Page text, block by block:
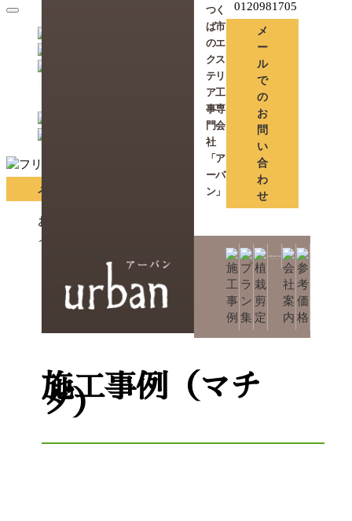
つく
ば市
のエ
クス
テリ
ア工
事専
門会
社
「ア
ーバ
ン」
メ
ー
ル
で
の
お
問
い
合
わ
せ
メールでのお問い合わせ
お電話でご相談
メールでご相談
HOME
施工事例 メーカー
マチ
ダ
施工事例（マチ
ダ）